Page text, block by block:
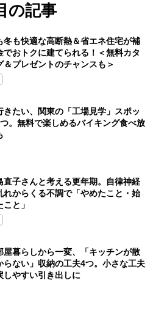
の記事
冬も快適な高断熱＆省エネ住宅が補
でおトクに建てられる！＜無料カタ
＆プレゼントのチャンスも＞
きたい、関東の「工場見学」スポッ
つ。無料で楽しめるバイキング食べ放
直子さんと考える更年期。自律神経
れからくる不調で「やめたこと・始
こと」
屋暮らしから一変、「キッチンが散
らない」収納の工夫4つ。小さな工夫
しやすい引き出しに